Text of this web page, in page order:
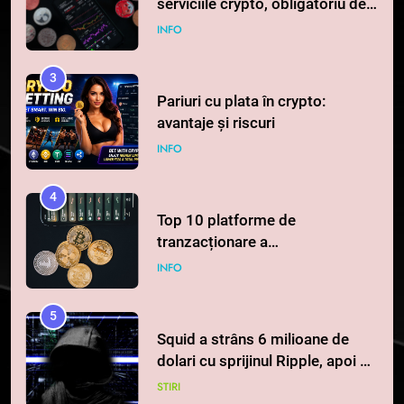
serviciile crypto, obligatoriu de
la 1 iulie în România
INFO
3
Pariuri cu plata în crypto:
avantaje și riscuri
INFO
4
Top 10 platforme de
tranzacționare a
criptomonedelor în 2026
INFO
5
Squid a strâns 6 milioane de
dolari cu sprijinul Ripple, apoi a
pierdut jumătate din aceștia
STIRI